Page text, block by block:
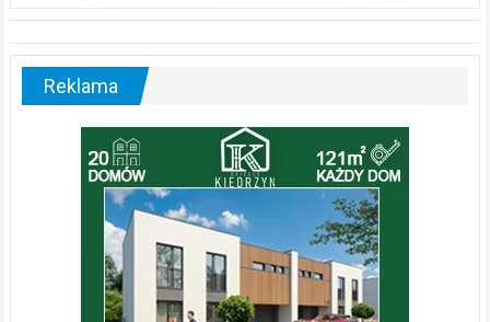
Reklama